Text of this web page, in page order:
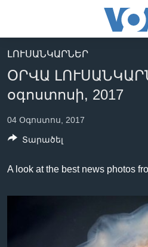
հիմնական
բովանդակությանը
հիմնական
բովանդակությանը
բովանդակություն
ԼՈՒՐԵՐ
ՍՓՅՈՒՌՔ
ՏԵՍԱՆՅՈՒԹԵՐ
ՖԻԼՄԵՐ
ՄԵՐ ՄԱՍԻՆ
«ԱՄԵՐԻԿԱՅԻ ՁԱՅՆ»-Ի
ԼՈՒՍԱՆԿԱՐՆԵՐ
ՕՐՎԱ
օգոստոսի, 2017
04 Օգոստոս, 2017
A look at the best news photos
Տարածել